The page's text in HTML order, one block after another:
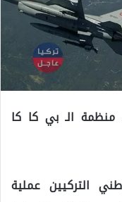
منظمة الـ بي كا كا
التركيين عملية